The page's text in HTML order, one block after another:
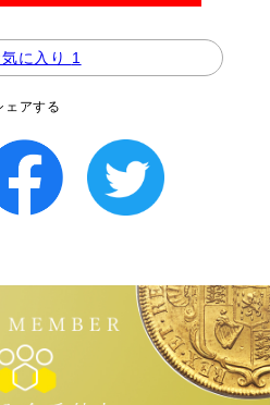
に入り 1
ェアする